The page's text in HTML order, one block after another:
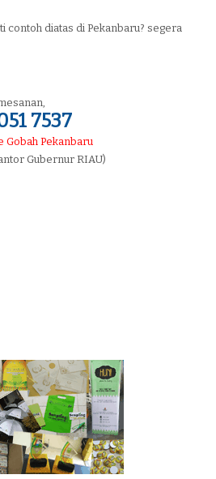
contoh diatas di Pekanbaru? segera
7537
Gobah Pekanbaru
Gubernur RIAU)